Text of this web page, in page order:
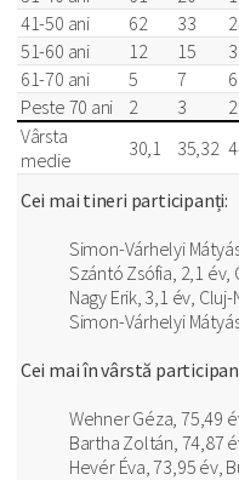
41-50 ani
62 33
51-60 ani
12 15
61-70 ani
5 7 6
Peste 70 ani
2 3 2
Vârsta
medie
30,1 35,32
Cei mai tineri participanți:
Simon-Várhelyi
Szántó Zsófia, 2,1 év,
Nagy Erik, 3,1 év,
Simon-Várhelyi
Cei mai în vârstă
Wehner Géza, 75,49
Bartha Zoltán, 74,87
Hevér Éva, 73,95 év,